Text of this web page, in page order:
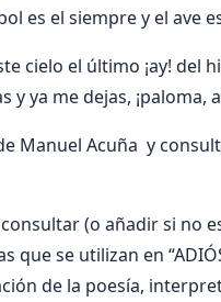
es el siempre y el ave
cielo el último ¡ay! del
y ya me dejas, ¡paloma,
Manuel Acuña y
(o añadir si no
que se utilizan en
de la poesía,